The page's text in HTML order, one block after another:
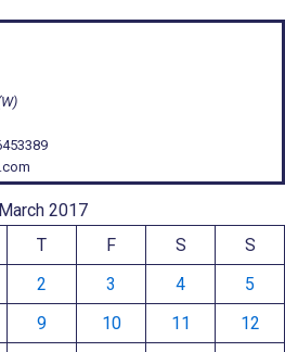
March 2017
T F S
S
2 3 4
5
9 10 11 12